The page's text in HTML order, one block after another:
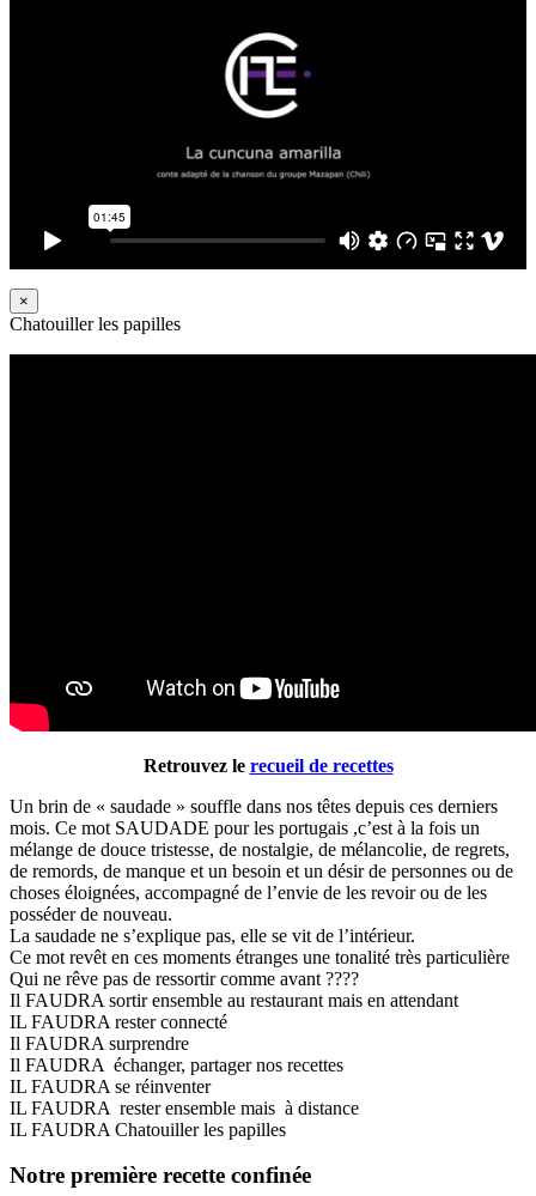
×
Chatouiller les papilles
Retrouvez le recueil de recettes
Un brin de « saudade » souffle dans nos têtes depuis ces derniers
mois. Ce mot SAUDADE pour les portugais ,c’est à la fois un
mélange de douce tristesse, de nostalgie, de mélancolie, de regrets,
de remords, de manque et un besoin et un désir de personnes ou de
choses éloignées, accompagné de l’envie de les revoir ou de les
posséder de nouveau.
La saudade ne s’explique pas, elle se vit de l’intérieur.
Ce mot revêt en ces moments étranges une tonalité très particulière
Qui ne rêve pas de ressortir comme avant ????
Il FAUDRA sortir ensemble au restaurant mais en attendant
IL FAUDRA rester connecté
Il FAUDRA surprendre
Il FAUDRA échanger, partager nos recettes
IL FAUDRA se réinventer
IL FAUDRA rester ensemble mais à distance
IL FAUDRA Chatouiller les papilles
Notre première recette confinée